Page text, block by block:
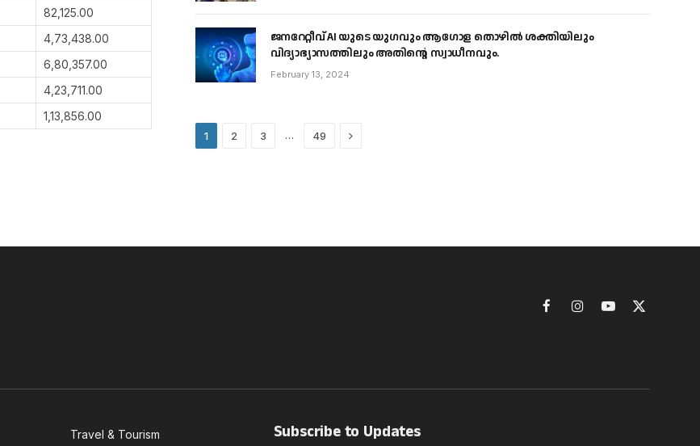
82,125.00
4,73,438.00
6,80,357.00
4,23,711.00
1,13,856.00
ജനറേറ്റീവ് AI യുടെ യുഗവും ആഗോള തൊഴിൽ ശക്തിയിലും
വിദ്യാഭ്യാസത്തിലും അതിൻ്റെ സ്വാധീനവും.
February 13, 2024
1 2 3 … 49 Next
FacebookInstagramYouTube
X
Travel & Tourism Subscribe to Updates